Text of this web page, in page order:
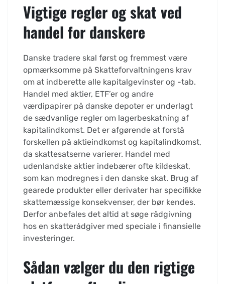
Vigtige regler og skat ved
handel for danskere
Danske tradere skal først og fremmest være
opmærksomme på Skatteforvaltningens krav
om at indberette alle kapitalgevinster og -tab.
Handel med aktier, ETF’er og andre
værdipapirer på danske depoter er underlagt
de sædvanlige regler om lagerbeskatning af
kapitalindkomst. Det er afgørende at forstå
forskellen på aktieindkomst og kapitalindkomst,
da skattesatserne varierer. Handel med
udenlandske aktier indebærer ofte kildeskat,
som kan modregnes i den danske skat. Brug af
gearede produkter eller derivater har specifikke
skattemæssige konsekvenser, der bør kendes.
Derfor anbefales det altid at søge rådgivning
hos en skatterådgiver med speciale i finansielle
investeringer.
Sådan vælger du den rigtige